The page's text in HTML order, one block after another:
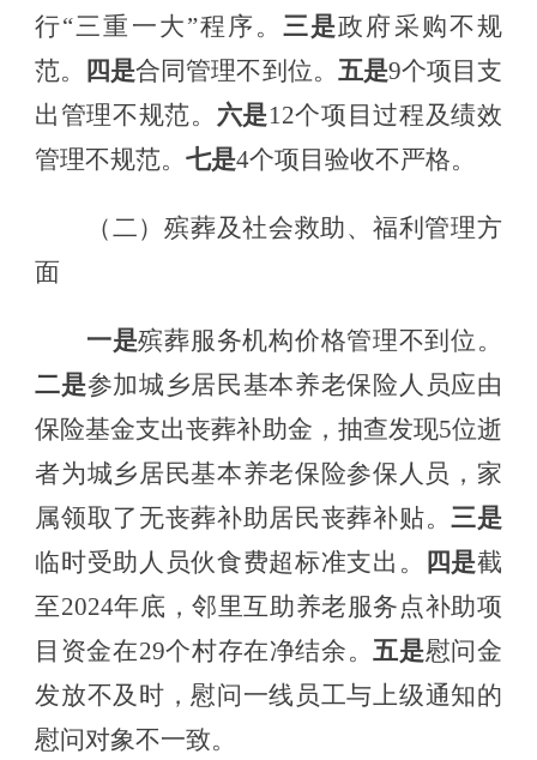
行“三重一大”程序 。三是政府采购不规
范。
四是合同管理不到位。 五是9个项目支
出管理不规范。 六是12个项目过程及绩效
管理不规范。七是4个项目验收不严格。
（二）殡葬及社会救助、福利管理方
面
一是殡葬服务机构价格管理不到位。
二是参加城乡居民基本养老保险人员应由
保险基金支出丧葬补助金 ，抽查发现5位逝
者为城乡居民基本养老保险参保人员 ，家
属领取了 无丧葬补助居民丧葬补贴。三是
临时受助人员伙食费超标准支出。 四是截
至2024年底，邻里互助养老服务点补助项
目资金在29个村存在净结余。五是慰问金
发放不及时 ， 慰问一线员工与上级通知的
慰问对象不一致。